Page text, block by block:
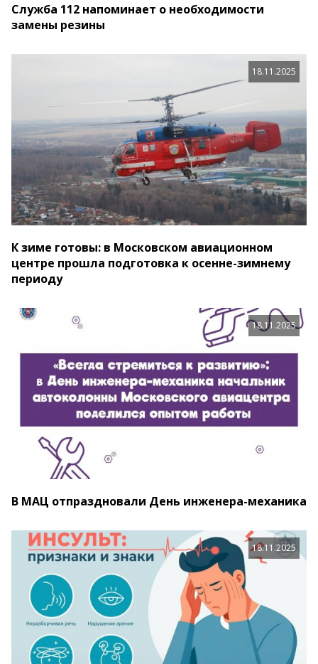
Служба 112 напоминает о необходимости
замены резины
18.11.2025
К зиме готовы: в Московском авиационном
центре прошла подготовка к осенне-зимнему
периоду
18.11.2025
В МАЦ отпраздновали День инженера-механика
18.11.2025